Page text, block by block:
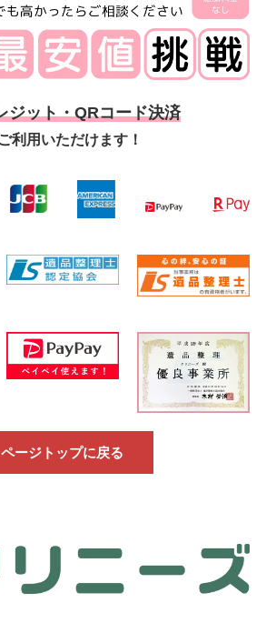
ジット・QRコード決済
利用いただけます！
ページトップに戻る